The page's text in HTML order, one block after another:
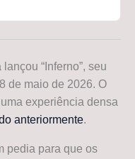
“Inferno”, seu
de maio de 2026. O
experiência densa
anteriormente.
pedia para que os